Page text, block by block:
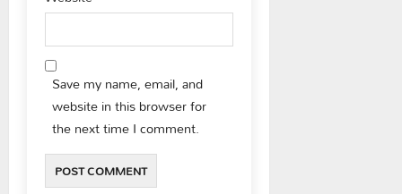
Save my name, email, and
website in this browser for
the next time I comment.